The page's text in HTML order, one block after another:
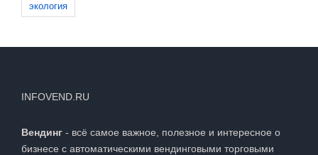
экология
INFOVEND.RU
Вендинг - всё самое важное, полезное и интересное о
бизнесе с автоматическими вендинговыми торговыми